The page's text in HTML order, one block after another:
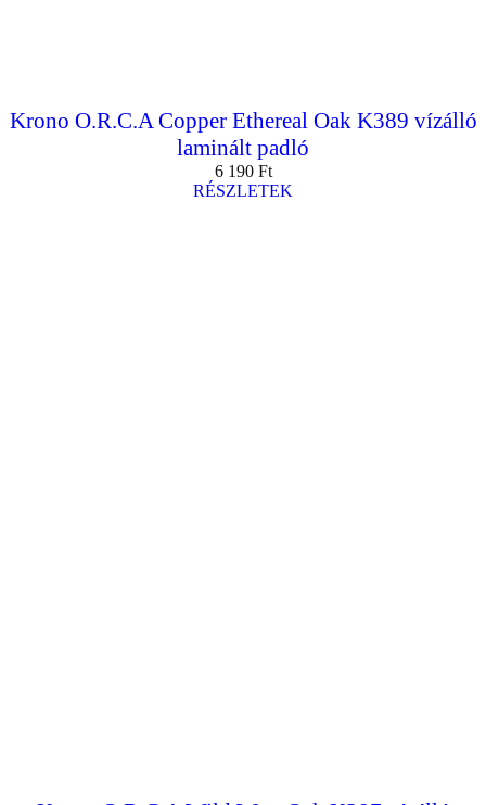
Krono O.R.C.A Copper Ethereal Oak K389 vízálló
laminált padló
6 190 Ft
RÉSZLETEK